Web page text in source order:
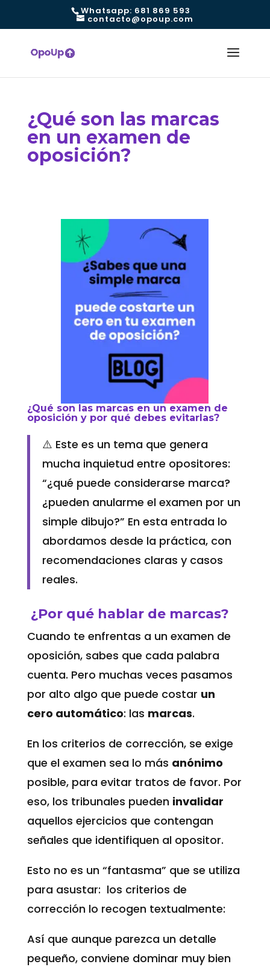
Whatsapp: 681 869 593
contacto@opoup.com
¿Qué son las marcas
en un examen de
oposición?
¿Qué son las marcas en un examen de
oposición y por qué debes evitarlas?
⚠️ Este es un tema que genera
mucha inquietud entre opositores:
“¿qué puede considerarse marca?
¿pueden anularme el examen por un
simple dibujo?” En esta entrada lo
abordamos desde la práctica, con
recomendaciones claras y casos
reales.
¿Por qué hablar de marcas?
Cuando te enfrentas a un examen de
oposición, sabes que cada palabra
cuenta. Pero muchas veces pasamos
por alto algo que puede costar un
cero automático: las marcas.
En los criterios de corrección, se exige
que el examen sea lo más anónimo
posible, para evitar tratos de favor. Por
eso, los tribunales pueden invalidar
aquellos ejercicios que contengan
señales que identifiquen al opositor.
Esto no es un “fantasma” que se utiliza
para asustar: los criterios de
corrección lo recogen textualmente:
Así que aunque parezca un detalle
pequeño, conviene dominar muy bien